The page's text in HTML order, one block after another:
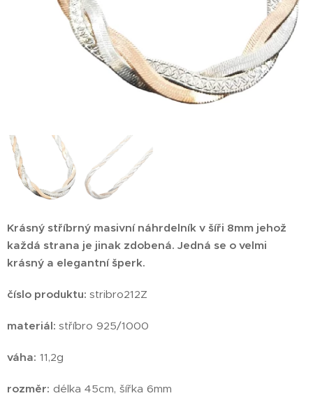
Krásný stříbrný masivní náhrdelník v šíři 8mm jehož
každá strana je jinak zdobená. Jedná se o velmi
krásný a elegantní šperk.
číslo produktu: stribro212Z
materiál: stříbro 925/1000
váha: 11,2g
rozměr: délka 45cm, šířka 6mm